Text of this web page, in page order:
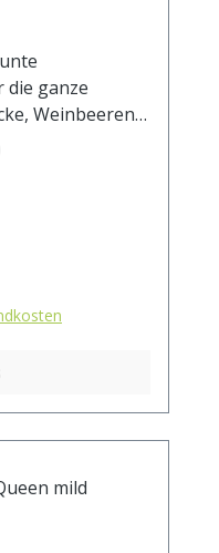
die ganze
Weinbeeren,
Rote